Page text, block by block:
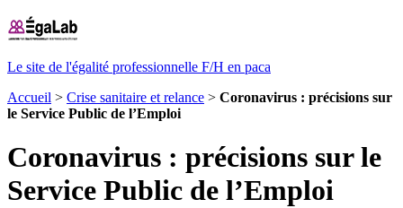
Le site de l'égalité professionnelle F/H en paca
Accueil > Crise sanitaire et relance > Coronavirus : précisions sur
le Service Public de l’Emploi
Coronavirus : précisions sur le
Service Public de l’Emploi